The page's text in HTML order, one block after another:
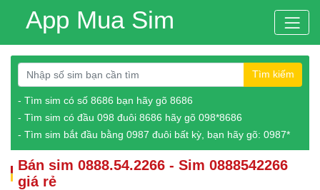
App Mua Sim
Tìm kiếm
- Tìm sim có số 8686 bạn hãy gõ 8686
- Tìm sim có đầu 098 đuôi 8686 hãy gõ 098*8686
- Tìm sim bắt đầu bằng 0987 đuôi bất kỳ, bạn hãy gõ: 0987*
Bán sim 0888.54.2266 - Sim 0888542266
giá rẻ